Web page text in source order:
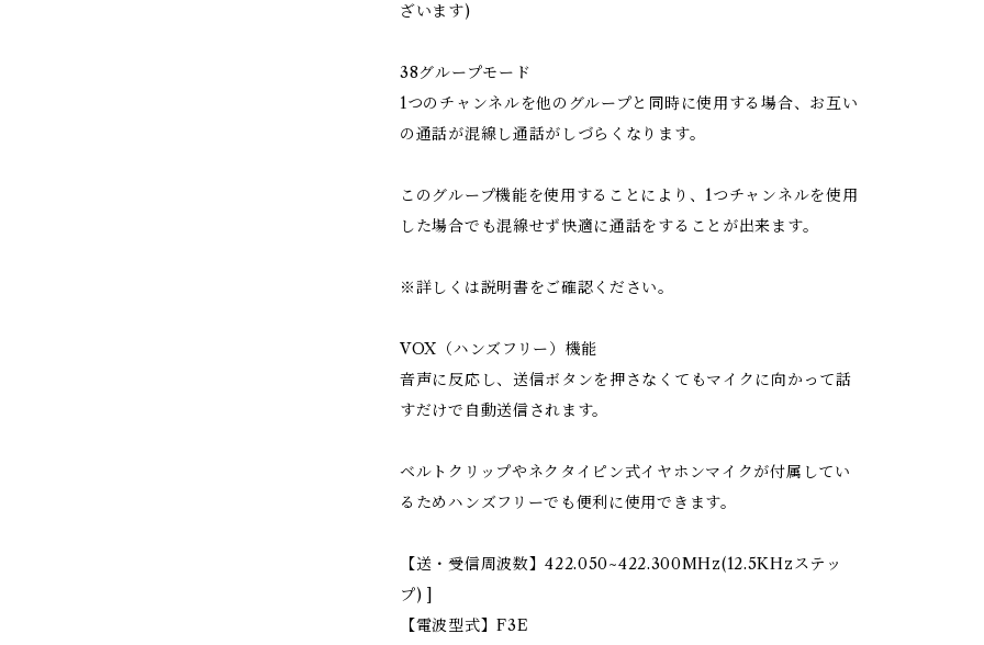
ざいます)
38グループモード
1つのチャンネルを他のグループと同時に使用する場合、お互い
の通話が混線し通話がしづらくなります。
このグループ機能を使用することにより、1つチャンネルを使用
した場合でも混線せず快適に通話をすることが出来ます。
※詳しくは説明書をご確認ください。
VOX（ハンズフリー）機能
音声に反応し、送信ボタンを押さなくてもマイクに向かって話
すだけで自動送信されます。
ベルトクリップやネクタイピン式イヤホンマイクが付属してい
るためハンズフリーでも便利に使用できます。
【送・受信周波数】422.050~422.300MHz(12.5KHzステッ
プ) ]
【電波型式】F3E